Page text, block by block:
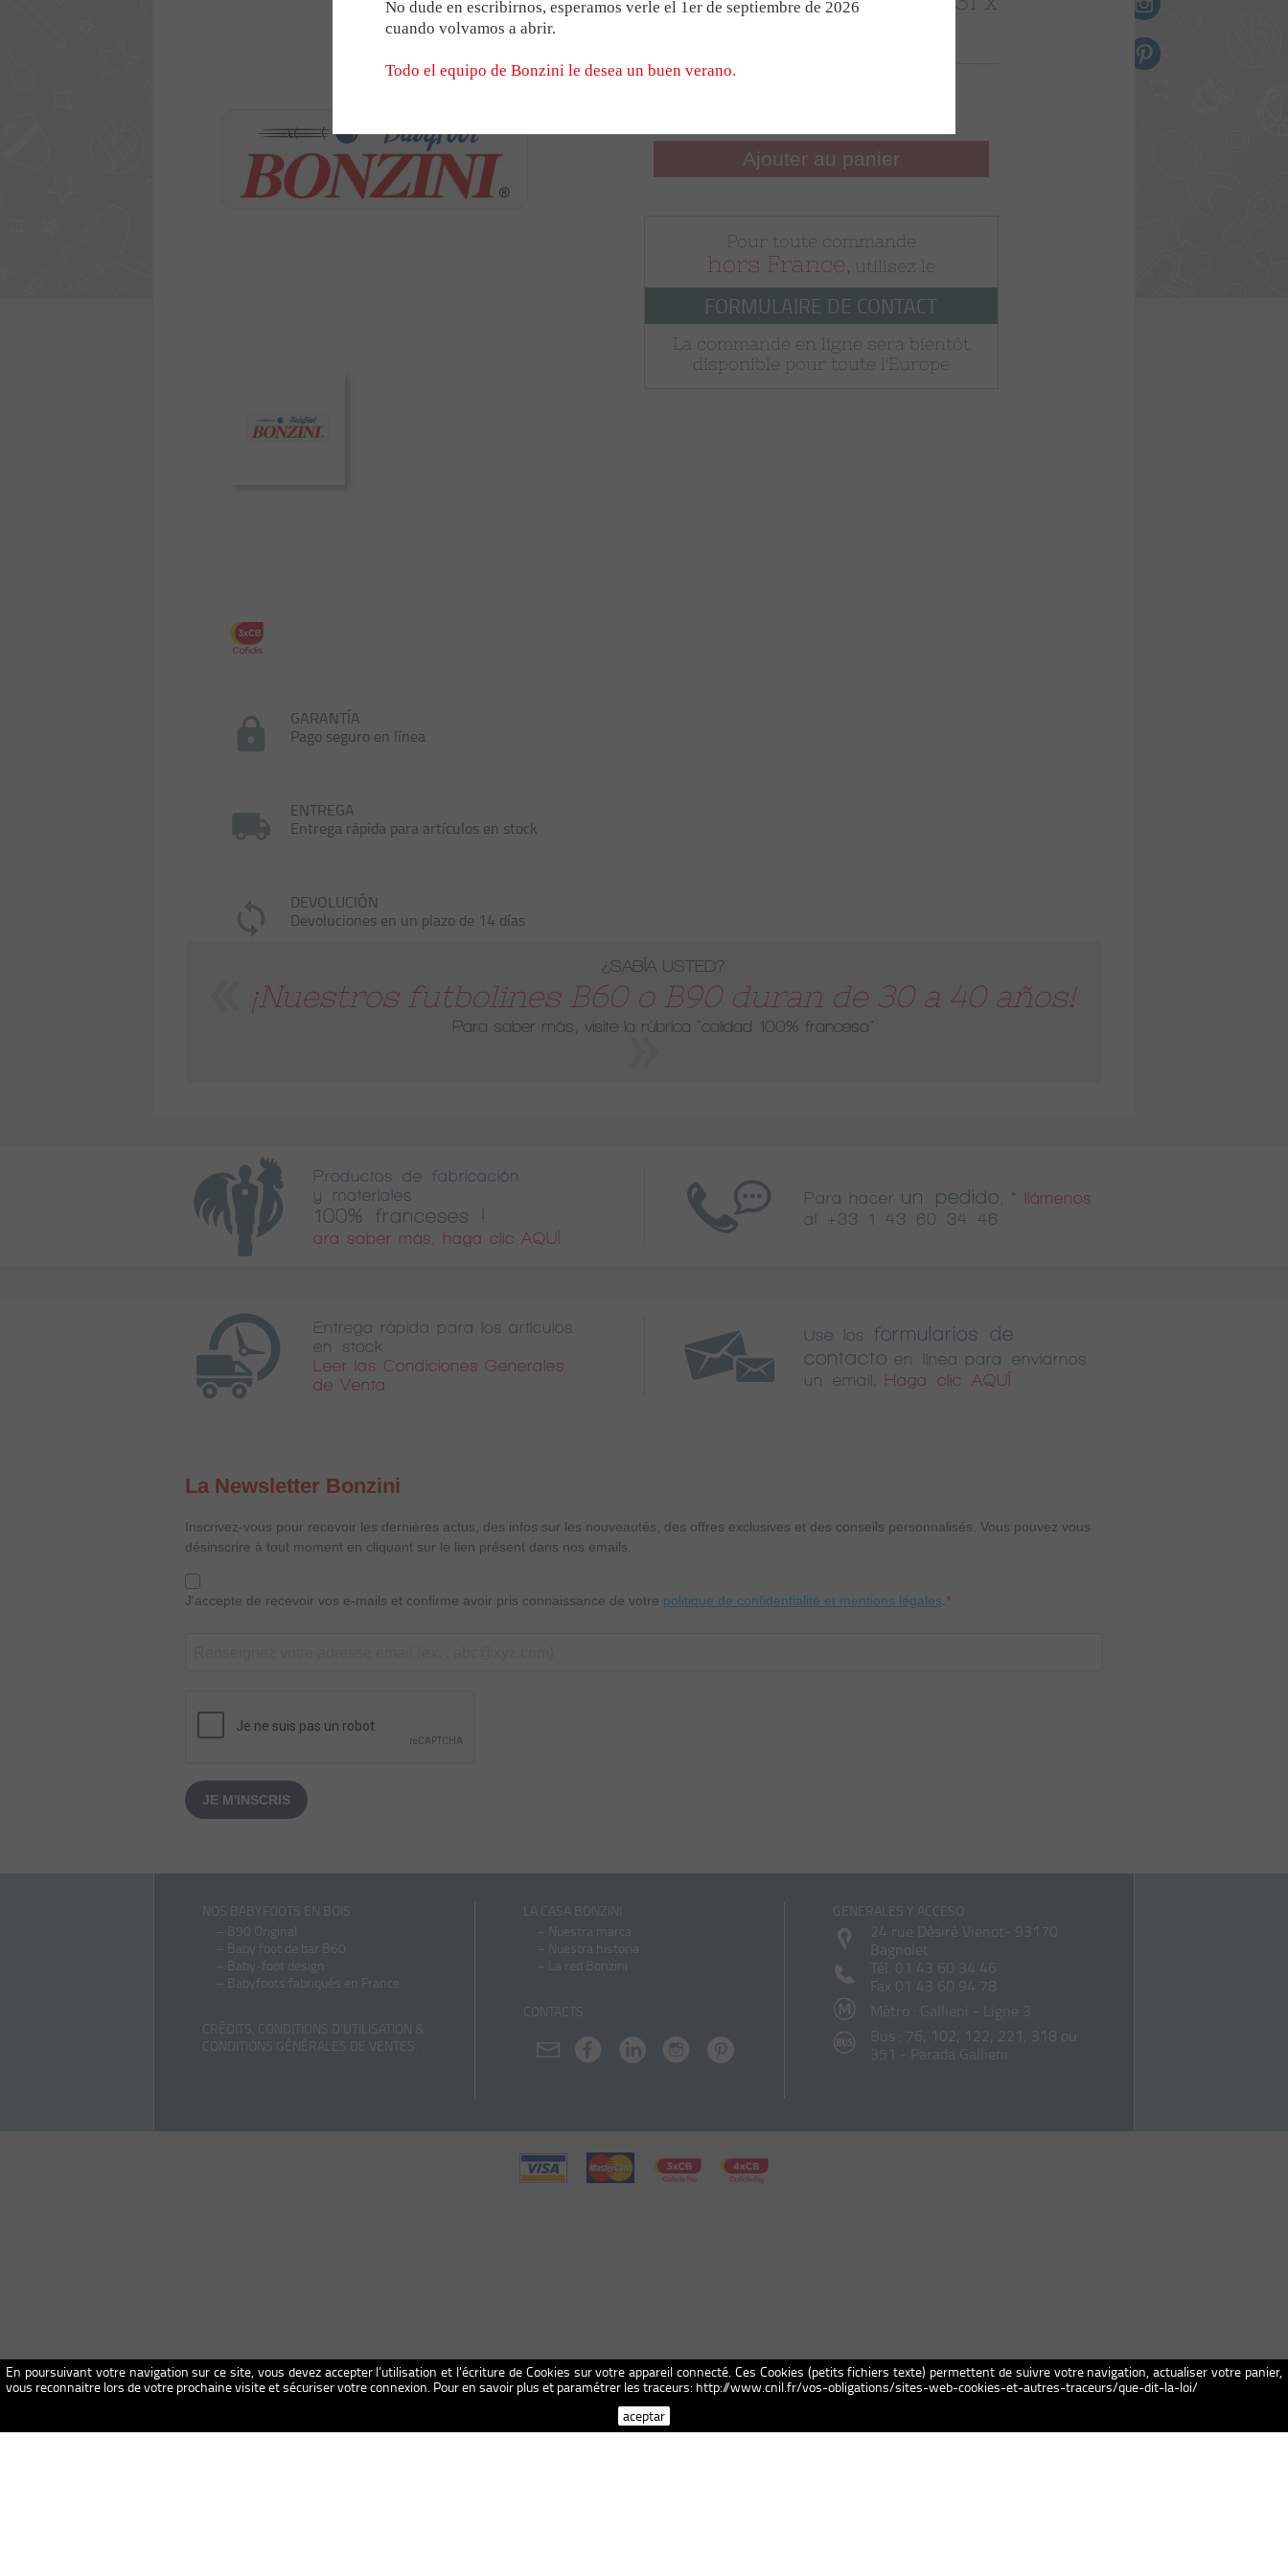
En poursuivant votre navigation sur ce site, vous devez accepter l’utilisation et l'écriture de Cookies sur votre appareil connecté. Ces Cookies (petits fichiers texte) permettent de suivre votre navigation, actualiser votre panier,
vous reconnaitre lors de votre prochaine visite et sécuriser votre connexion. Pour en savoir plus et paramétrer les traceurs: http://www.cnil.fr/vos-obligations/sites-web-cookies-et-autres-traceurs/que-dit-la-loi/
aceptar
Modelos especiales de futbolín
Futbolín gigante
Futbolín 2 barras
Para el B90
Para el Stadium
Medallas
Bolsa de tela
NUESTRAS ASOCIACIONES
OPINIONES Y TESTIMONIOS
COMPÉTITION
EL MODELO CONECTADO
AÑO DEL MODELO B60 Y B90
Ajouter au panier
Pour toute commande
hors France , utilisez le
FORMULAIRE DE CONTACT
La commande en ligne sera bientôt
disponible pour toute l'Europe
GARANTÍA
Pago seguro en línea
ENTREGA
Entrega rápida para artículos en stock
DEVOLUCIÓN
Devoluciones en un plazo de 14 días
¿SABÍA USTED?
¡Nuestros futbolines B60 o B90 duran de 30 a 40 años!
Para saber más, visite la rúbrica "calidad 100% francesa"
Productos de fabricación
y materiales
100% franceses !
ara saber más, haga clic AQUÍ
Para hacer un pedido , * llámenos
al
+33 1 43 60 34 46
Entrega rápida para los artículos
en stock
Leer las Condiciones Generales
de Venta
Use los
formularios de
contacto en línea para enviarnos
un email.
Haga clic AQUÍ
La Newsletter Bonzini
Inscrivez-vous pour recevoir les dernières actus, des infos sur les nouveautés, des offres exclusives et des conseils personnalisés. Vous pouvez vous
désinscrire à tout moment en cliquant sur le lien présent dans nos emails.
J'accepte de recevoir vos e-mails et confirme avoir pris connaissance de votre politique de confidentialité et mentions légales
JE M'INSCRIS
NOS BABYFOOTS EN BOIS
– B90 Original
– Baby foot de bar B60
– Baby-foot design
– Babyfoots fabriqués en France
CRÉDITS, CONDITIONS D'UTILISATION &
CONDITIONS GÉNÉRALES DE VENTES.
LA CASA BONZINI
– Nuestra marca
– Nuestra historia
– La red Bonzini
CONTACTS
GENERALES Y ACCESO
24 rue Désiré Vienot- 93170
Bagnolet
Tél. 01 43 60 34 46
Fax 01 43 60 94 78
Métro : Gallieni - Ligne 3
Bus : 76, 102, 122, 221, 318 ou
351 - Parada Gallieni
No dude en escribirnos, esperamos verle el 1er de septiembre de 2026
cuando volvamos a abrir.
Todo el equipo de Bonzini le desea un buen verano.